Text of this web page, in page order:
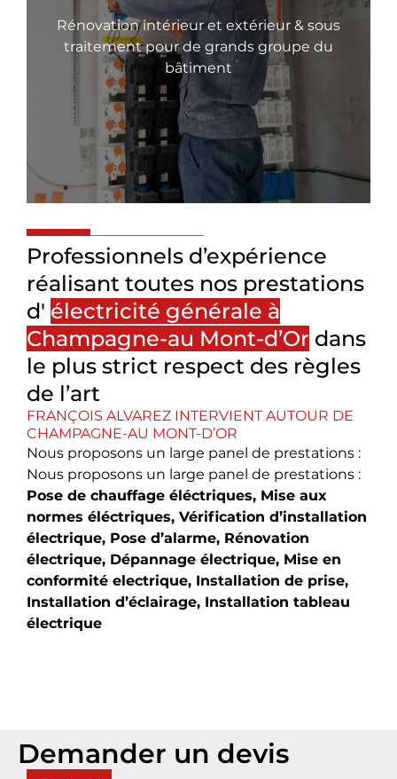
Rénovation intérieur et extérieur & sous
traitement pour de grands groupe du
bâtiment
Professionnels d’expérience
réalisant toutes nos prestations
d' électricité générale à
Champagne-au Mont-d’Or dans
le plus strict respect des règles
de l’art
FRANÇOIS ALVAREZ INTERVIENT AUTOUR DE
CHAMPAGNE-AU MONT-D’OR
Nous proposons un large panel de prestations :
Nous proposons un large panel de prestations :
Pose de chauffage éléctriques, Mise aux
normes éléctriques, Vérification d’installation
électrique, Pose d’alarme, Rénovation
électrique, Dépannage électrique, Mise en
conformité electrique, Installation de prise,
Installation d’éclairage, Installation tableau
électrique
Demander un devis